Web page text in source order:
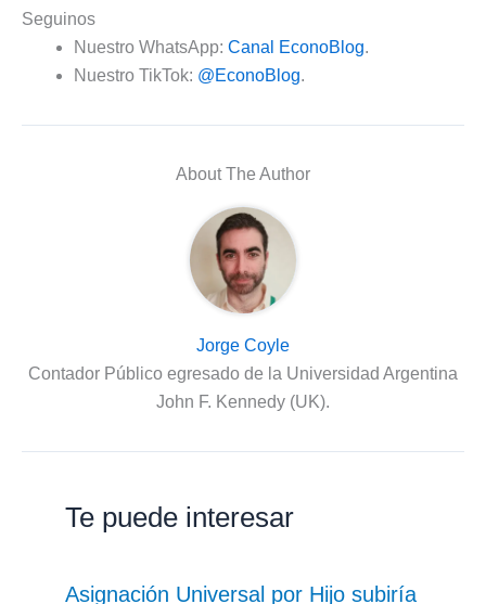
Seguinos
Nuestro WhatsApp: Canal EconoBlog.
Nuestro TikTok: @EconoBlog.
About The Author
Jorge Coyle
Contador Público egresado de la Universidad Argentina
John F. Kennedy (UK).
Te puede interesar
Asignación Universal por Hijo subiría